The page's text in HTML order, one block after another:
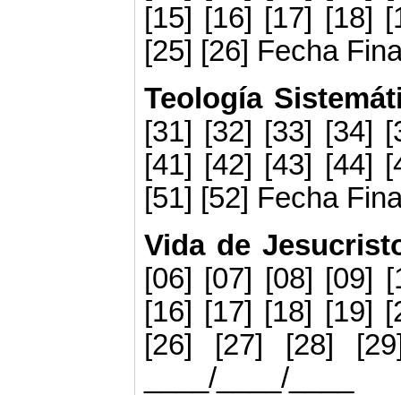
[15] [16] [17] [18]
[25] [26] Fecha
Teología
[31] [32] [33] [34]
[41] [42] [43] [44]
[51] [52] Fecha
Vida de
[06] [07] [08] [09]
[16] [17] [18] [19]
[26] [27] [28]
____/____/____